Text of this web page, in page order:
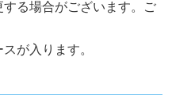
る場合がございます。ご
が入ります。